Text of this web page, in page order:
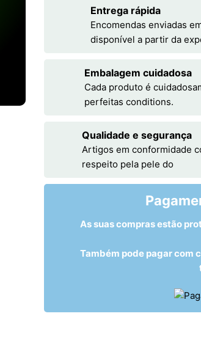
Entrega rápida
Encomendas enviadas
disponível a partir da
Embalagem cuidadosa
Cada produto é
perfeitas conditions.
Qualidade e segurança
Artigos em conformidade
respeito pela pele do
As suas compras estão
Também pode pagar com